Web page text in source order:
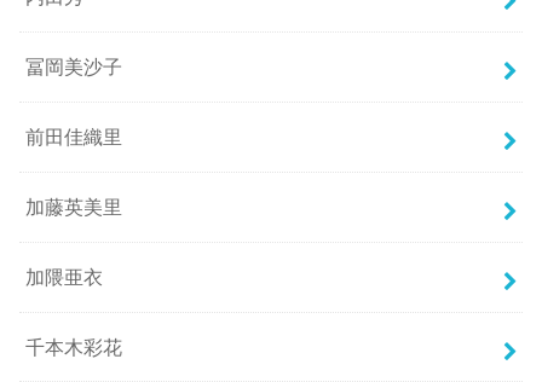
冨岡美沙子
前田佳織里
加藤英美里
加隈亜衣
千本木彩花